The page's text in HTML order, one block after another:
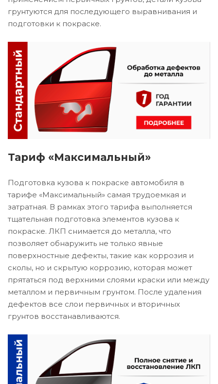
грунтуются для последующего выравнивания и
подготовки к покраске.
Тариф «Максимальный»
Подготовка кузова к покраске автомобиля в
тарифе «Максимальный» самая трудоемкая и
затратная. В рамках этого тарифа выполняется
тщательная подготовка элементов кузова к
покраске. ЛКП снимается до металла, что
позволяет обнаружить не только явные
поверхностные дефекты, такие как коррозия и
сколы, но и скрытую коррозию, которая может
прятаться под верхними слоями краски или между
металлом и первичным грунтом. После удаления
дефектов все слои первичных и вторичных
грунтов восстанавливаются.